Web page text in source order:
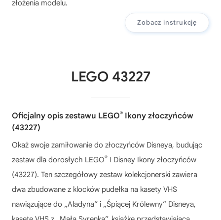
złożenia modelu.
Zobacz instrukcję
LEGO 43227
Oficjalny opis zestawu LEGO® Ikony złoczyńców
(43227)
Okaż swoje zamiłowanie do złoczyńców Disneya, budując
zestaw dla dorosłych LEGO® ǀ Disney Ikony złoczyńców
(43227). Ten szczegółowy zestaw kolekcjonerski zawiera
dwa zbudowane z klocków pudełka na kasety VHS
nawiązujące do „Aladyna” i „Śpiącej Królewny” Disneya,